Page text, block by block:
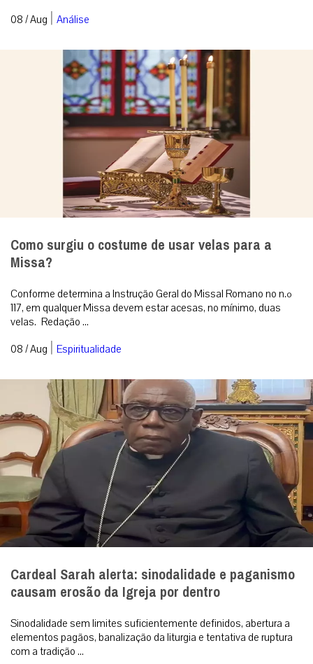
08 / Aug | Análise
Como surgiu o costume de usar velas para a
Missa?
Conforme determina a Instrução Geral do Missal Romano no n.º
117, em qualquer Missa devem estar acesas, no mínimo, duas
velas. Redação ...
08 / Aug | Espiritualidade
Cardeal Sarah alerta: sinodalidade e paganismo
causam erosão da Igreja por dentro
Sinodalidade sem limites suficientemente definidos, abertura a
elementos pagãos, banalização da liturgia e tentativa de ruptura
com a tradição ...